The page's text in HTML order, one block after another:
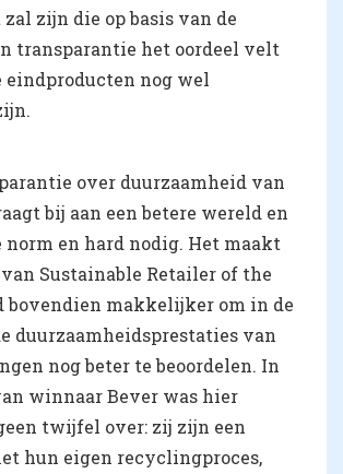
zijn die op basis van de
transparantie het oordeel velt
eindproducten nog wel
over duurzaamheid van
bij aan een betere wereld en
norm en hard nodig. Het maakt
Sustainable Retailer of the
bovendien makkelijker om in de
duurzaamheidsprestaties van
nog beter te beoordelen. In
winnaar Bever was hier
twijfel over: zij zijn een
hun eigen recyclingproces,